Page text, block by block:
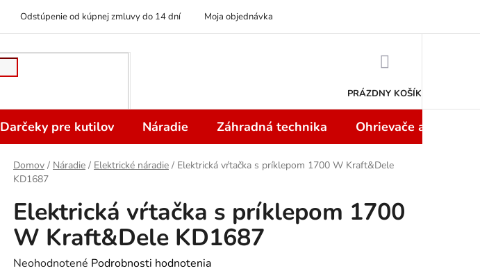
Odstúpenie od kúpnej zmluvy do 14 dní Moja objednávka
PRÁZDNY KOŠÍK
Darčeky pre kutilov Náradie Záhradná technika Ohrievače a
Domov / Náradie / Elektrické náradie / Elektrická vŕtačka s príklepom 1700 W Kraft&Dele
KD1687
Elektrická vŕtačka s príklepom 1700
W Kraft&Dele KD1687
Priemerné
Neohodnotené Podrobnosti hodnotenia